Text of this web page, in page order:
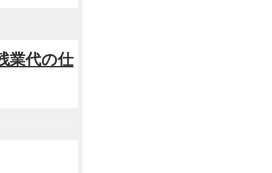
業代の仕